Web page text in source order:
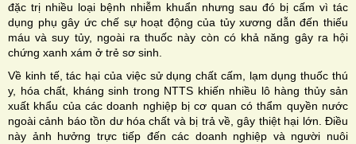
đặc trị nhiều loại bệnh nhiễm khuẩn nhưng sau đó bị cấm vì tác
dụng phụ gây ức chế sự hoạt động của tủy xương dẫn đến thiếu
máu và suy tủy, ngoài ra thuốc này còn có khả năng gây ra hội
chứng xanh xám ở trẻ sơ sinh.
Về kinh tế, tác hại của việc sử dụng chất cấm, lạm dụng thuốc thú
y, hóa chất, kháng sinh trong NTTS khiến nhiều lô hàng thủy sản
xuất khẩu của các doanh nghiệp bị cơ quan có thẩm quyền nước
ngoài cảnh báo tồn dư hóa chất và bị trả về, gây thiệt hại lớn. Điều
này ảnh hưởng trực tiếp đến các doanh nghiệp và người nuôi